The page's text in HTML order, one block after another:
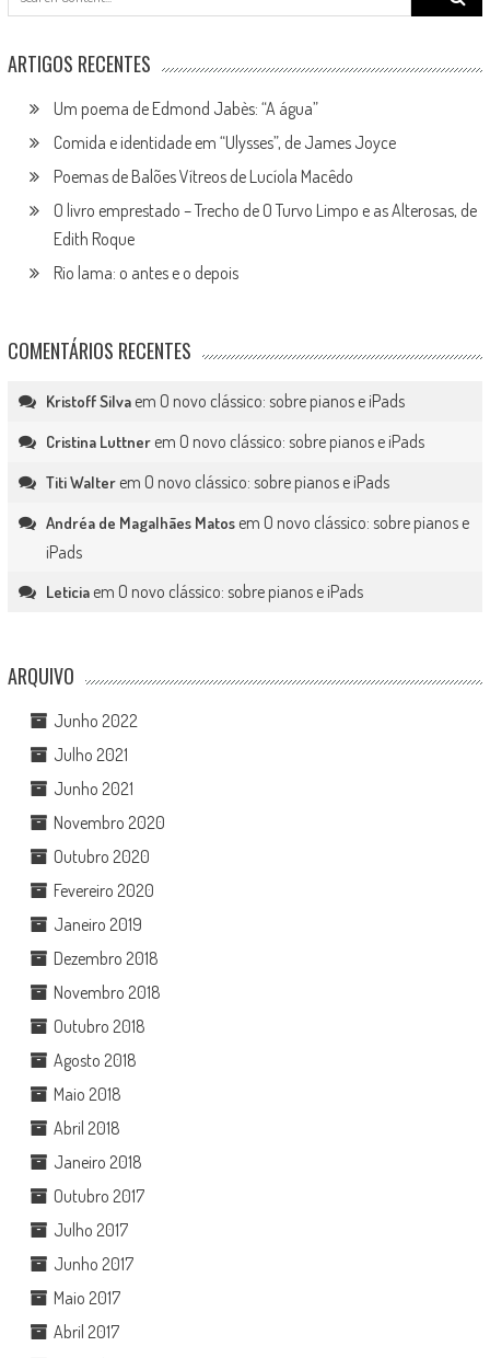
for:
ARTIGOS RECENTES
Um poema de Edmond Jabès: “A água”
Comida e identidade em “Ulysses”, de James Joyce
Poemas de Balões Vítreos de Lucíola Macêdo
O livro emprestado – Trecho de O Turvo Limpo e as Alterosas, de
Edith Roque
Rio lama: o antes e o depois
COMENTÁRIOS RECENTES
Kristoff Silvaem O novo clássico: sobre pianos e iPads
Cristina Luttnerem O novo clássico: sobre pianos e iPads
Titi Walterem O novo clássico: sobre pianos e iPads
Andréa de Magalhães Matosem O novo clássico: sobre pianos e
iPads
Leticiaem O novo clássico: sobre pianos e iPads
ARQUIVO
Junho 2022
Julho 2021
Junho 2021
Novembro 2020
Outubro 2020
Fevereiro 2020
Janeiro 2019
Dezembro 2018
Novembro 2018
Outubro 2018
Agosto 2018
Maio 2018
Abril 2018
Janeiro 2018
Outubro 2017
Julho 2017
Junho 2017
Maio 2017
Abril 2017